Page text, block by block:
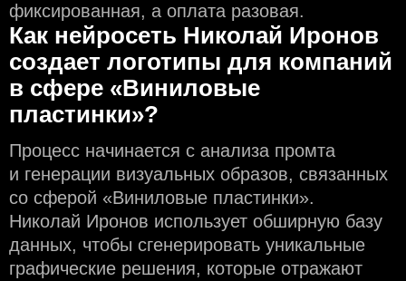
фиксированная, а оплата разовая.
Как нейросеть Николай Иронов
создаeт логотипы для компаний
в сфере «Виниловые
пластинки»?
Процесс начинается с анализа промта
и генерации визуальных образов, связанных
со сферой «Виниловые пластинки».
Николай Иронов использует обширную базу
данных, чтобы сгенерировать уникальные
графические решения, которые отражают